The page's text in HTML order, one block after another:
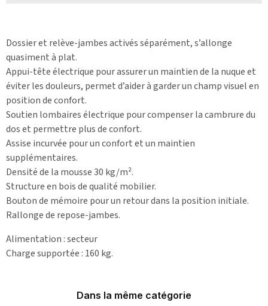
Dossier et relève-jambes activés séparément, s’allonge
quasiment à plat.
Appui-tête électrique pour assurer un maintien de la nuque et
éviter les douleurs, permet d’aider à garder un champ visuel en
position de confort.
Soutien lombaires électrique pour compenser la cambrure du
dos et permettre plus de confort.
Assise incurvée pour un confort et un maintien
supplémentaires.
Densité de la mousse 30 kg/m².
Structure en bois de qualité mobilier.
Bouton de mémoire pour un retour dans la position initiale.
Rallonge de repose-jambes.
Alimentation : secteur
Charge supportée : 160 kg.
Dans la même catégorie